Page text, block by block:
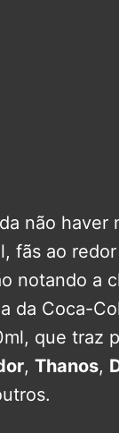
não haver
fãs ao
notando a
da Coca-
que traz
, Thanos,